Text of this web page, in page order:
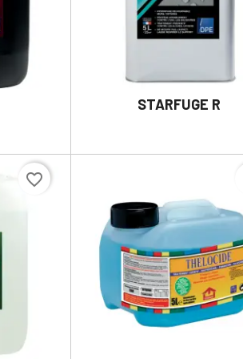
STARFUGE R
DÉTAILS
favorite_border